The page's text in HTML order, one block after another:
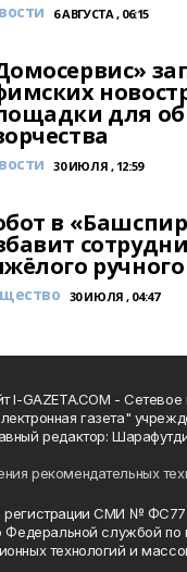
6 АВГУСТА , 06:15
для
30 ИЮЛЯ , 12:59
в
30 ИЮЛЯ , 04:47
I-GAZETA.COM - Сетевое
газета"
редактор:
рекомендательных
регистрации СМИ №
Федеральной службой по
технологий и